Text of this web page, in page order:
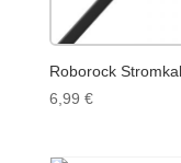
Roborock
6,99 €